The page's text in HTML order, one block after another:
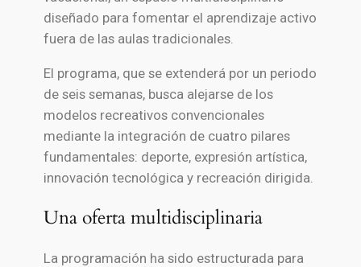
diseñado para fomentar el aprendizaje activo
fuera de las aulas tradicionales.
El programa, que se extenderá por un periodo
de seis semanas, busca alejarse de los
modelos recreativos convencionales
mediante la integración de cuatro pilares
fundamentales: deporte, expresión artística,
innovación tecnológica y recreación dirigida.
Una oferta multidisciplinaria
La programación ha sido estructurada para